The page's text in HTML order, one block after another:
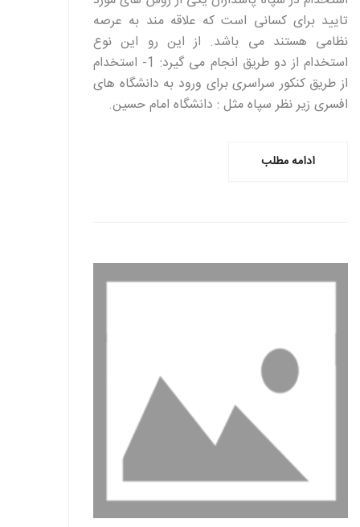
تایید برای کسانی است که علاقه مند به عرصه
نظامی هستند می باشد. از این رو این نوع
استخدام از دو طریق انجام می گیرد: 1- استخدام
از طریق کنکور سراسری برای ورود به دانشگاه های
افسری زیر نظر سپاه مثل : دانشگاه امام حسین.
ادامه مطلب